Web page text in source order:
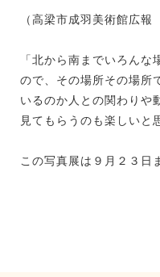
（高梁市成羽美術館広
「北から南までいろん
ので、その場所その場所
いるのか人との関わりや
見てもらうのも楽しいと
この写真展は９月２３日